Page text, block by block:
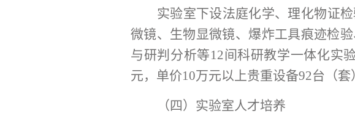
实验室下设法庭化学、理化物证
微镜、生物显微镜、爆炸工具痕迹检
与研判分析等12间科研教学一体化实
元，单价10万元以上贵重设备92台（套
（四）实验室人才培养